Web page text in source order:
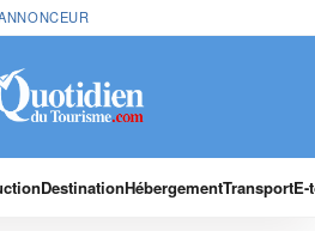
DestinationHébergementTransport